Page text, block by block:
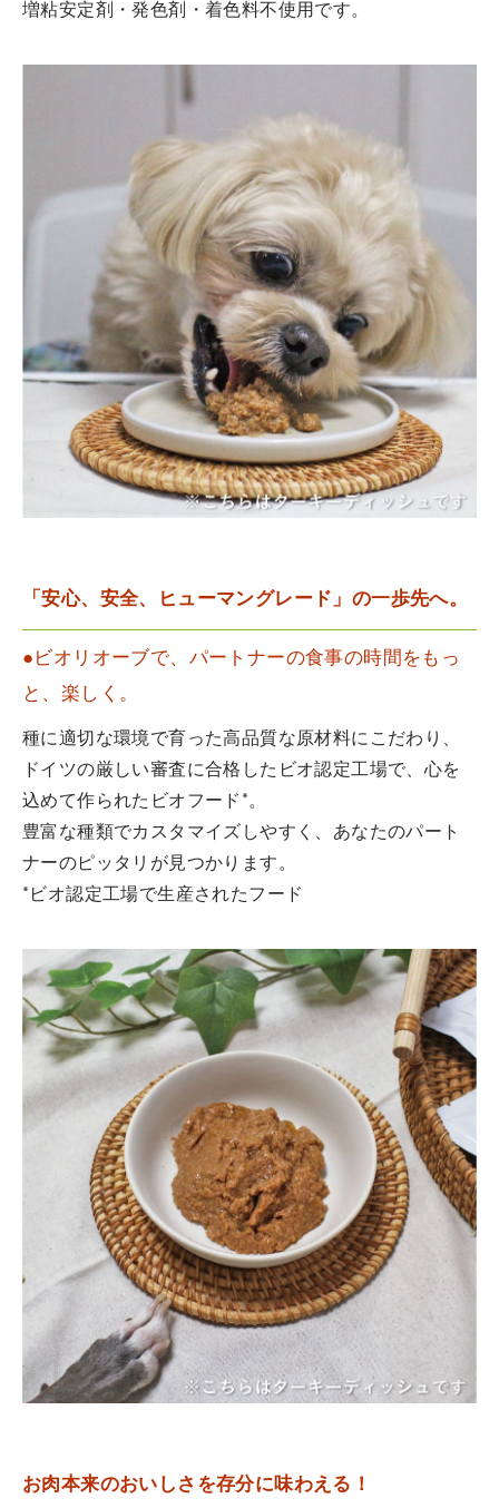
増粘安定剤・発色剤・着色料不使用です。
「安心、安全、ヒューマングレード」の一歩先へ。
●ビオリオーブで、パートナーの食事の時間をもっ
と、楽しく。
種に適切な環境で育った高品質な原材料にこだわり、
ドイツの厳しい審査に合格したビオ認定工場で、心を
込めて作られたビオフード*。
豊富な種類でカスタマイズしやすく、あなたのパート
ナーのピッタリが見つかります。
*ビオ認定工場で生産されたフード
お肉本来のおいしさを存分に味わえる！